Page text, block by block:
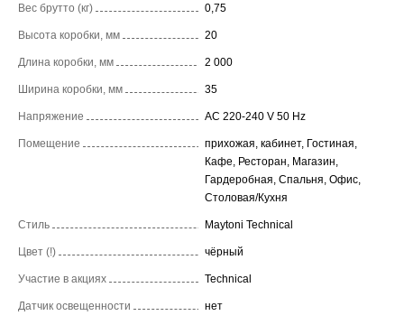
Вес брутто (кг) 0,75
Высота коробки, мм 20
Длина коробки, мм 2 000
Ширина коробки, мм 35
Напряжение AC 220-240 V 50 Hz
Помещение
прихожая, кабинет, Гостиная,
Кафе, Ресторан, Магазин,
Гардеробная, Спальня, Офис,
Столовая/Кухня
Стиль Maytoni Technical
Цвет (!) чёрный
Участие в акциях Technical
Датчик освещенности нет